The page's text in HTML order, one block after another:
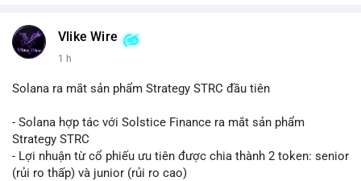
#vlikevn #titanbot
📰 Nguồn: CoinDesk
Vlike Wire
1 h
Solana ra mắt sản phẩm Strategy STRC đầu tiên
- Solana hợp tác với Solstice Finance ra mắt sản phẩm
Strategy STRC
- Lợi nhuận từ cổ phiếu ưu tiên được chia thành 2 token: senior
(rủi ro thấp) và junior (rủi ro cao)